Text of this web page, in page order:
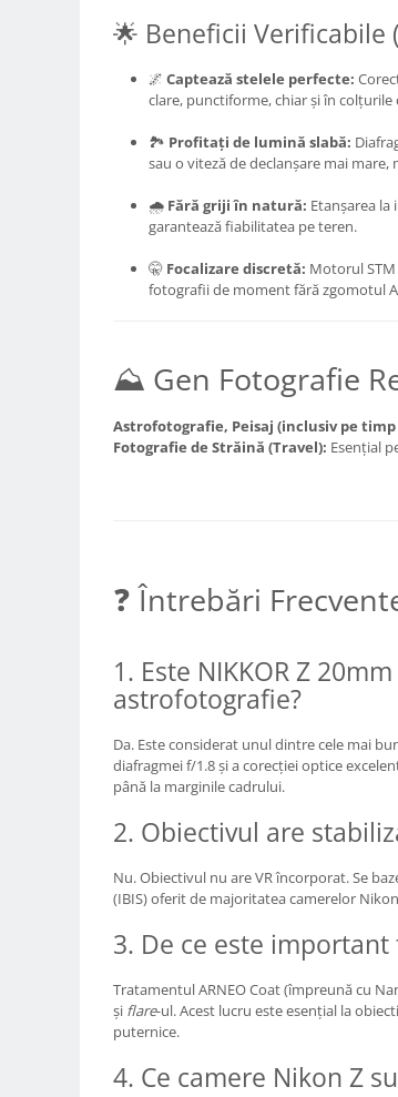
Accesorii diverse
Genti, Rucsacuri, Troller foto
Genti Holster TopLoader
Tocuri si huse protectie aparate
Genti Laptop si iPad
Hand Strap / Grip
Camere video profesionale
Accesorii camere video de actiune
Acumulatori camere video
Stabilizatoare (Gimbal) / Steady
Huse Protectie / Ploaie camere
Accesorii diverse pt camere video
Camere Video Compacte
🌟 Beneficii
🌌 Captează stelele perfecte:
clare, punctiforme, chiar și în colțurile
🏞️ Profitați de lumină slabă:
sau o viteză de declanșare mai
🌧️ Fără griji în natură: Etanșarea
garantează fiabilitatea pe teren.
🤫 Focalizare discretă: Motorul
fotografii de moment fără zgomotul
⛰️ Gen Fotografie
Astrofotografie, Peisaj (inclusiv pe
Fotografie de Străină (Travel): Esențial
❓ Întrebări
1. Este NIKKOR Z
astrofotografie?
Da. Este considerat unul dintre cele mai
diafragmei f/1.8 și a corecției optice
până la marginile cadrului.
2. Obiectivul are
Nu. Obiectivul nu are VR încorporat. Se
(IBIS) oferit de majoritatea camerelor Nikon
3. De ce este important
Tratamentul ARNEO Coat (împreună cu
și flare-ul. Acest lucru este esențial la
puternice.
4. Ce camere Nikon Z